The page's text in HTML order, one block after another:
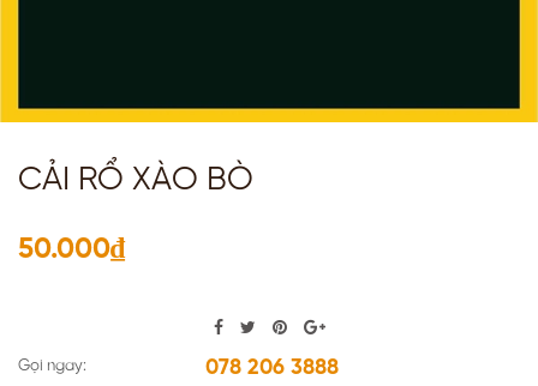
CẢI RỔ XÀO BÒ
50.000₫
Gọi ngay: 078 206 3888